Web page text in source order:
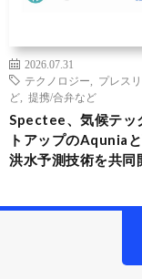
2026.07.31
テクノロジー
プレス
ど
提携/合弁など
Spectee、気候テッ
トアップのAqunia
洪水予測技術を共同